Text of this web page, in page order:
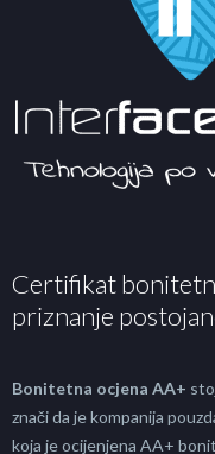
Certifikat
priznanje
Bonitetna ocjena AA+
znači da je kompanija
koja je ocijenjena AA+